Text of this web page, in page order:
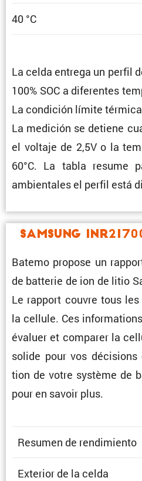
40 °C
La celda entrega un perfil
100% SOC a diferentes
La condi­ción límite
La medición se detiene
el voltaje de 2,5V o la
60°C. La tabla resume
ambien­tales el perfil está
Samsung
Batemo propose un
de batterie de ion de litio
Le rapport couvre tous
la cellule. Ces
évaluer et comparer la
solide pour vos
tion de votre système de
pour en savoir plus.
Resumen de rendimiento
Exterior de la celda